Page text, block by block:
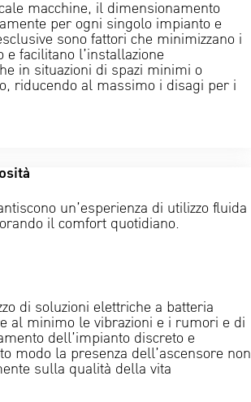
macchine, il dimensionamento
per ogni singolo impianto e
sono fattori che minimizzano i
facilitano l’installazione
in situazioni di spazi minimi o
riducendo al massimo i disagi per i
un’esperienza di utilizzo fluida
il comfort quotidiano.
di soluzioni elettriche a batteria
al minimo le vibrazioni e i rumori e di
dell’impianto discreto e
modo la presenza dell’ascensore non
sulla qualità della vita